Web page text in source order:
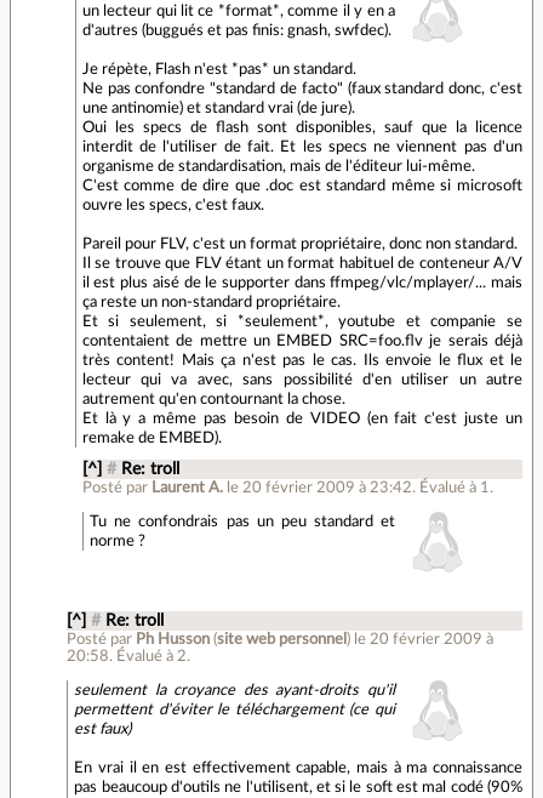
un lecteur qui lit ce *format*, comme il y en a
d'autres (buggués et pas finis: gnash, swfdec).
Je répète, Flash n'est *pas* un standard.
Ne pas confondre "standard de facto" (faux standard donc, c'est
une antinomie) et standard vrai (de jure).
Oui les specs de flash sont disponibles, sauf que la licence
interdit de l'utiliser de fait. Et les specs ne viennent pas d'un
organisme de standardisation, mais de l'éditeur lui-même.
C'est comme de dire que .doc est standard même si microsoft
ouvre les specs, c'est faux.
Pareil pour FLV, c'est un format propriétaire, donc non standard.
Il se trouve que FLV étant un format habituel de conteneur A/V
il est plus aisé de le supporter dans ffmpeg/vlc/mplayer/... mais
ça reste un non-standard propriétaire.
Et si seulement, si *seulement*, youtube et companie se
contentaient de mettre un EMBED SRC=foo.flv je serais déjà
très content! Mais ça n'est pas le cas. Ils envoie le flux et le
lecteur qui va avec, sans possibilité d'en utiliser un autre
autrement qu'en contournant la chose.
Et là y a même pas besoin de VIDEO (en fait c'est juste un
remake de EMBED).
[^] # Re: troll
Posté par Laurent A. le 20 février 2009 à 23:42. Évalué à 1.
Tu ne confondrais pas un peu standard et
norme ?
[^] # Re: troll
Posté par Ph Husson (site web personnel ) le 20 février 2009 à
20:58. Évalué à2.
seulement la croyance des ayant-droits qu'il
permettent d'éviter le téléchargement (ce qui
est faux)
En vrai il en est effectivement capable, mais à ma connaissance
pas beaucoup d'outils ne l'utilisent, et si le soft est mal codé (90%